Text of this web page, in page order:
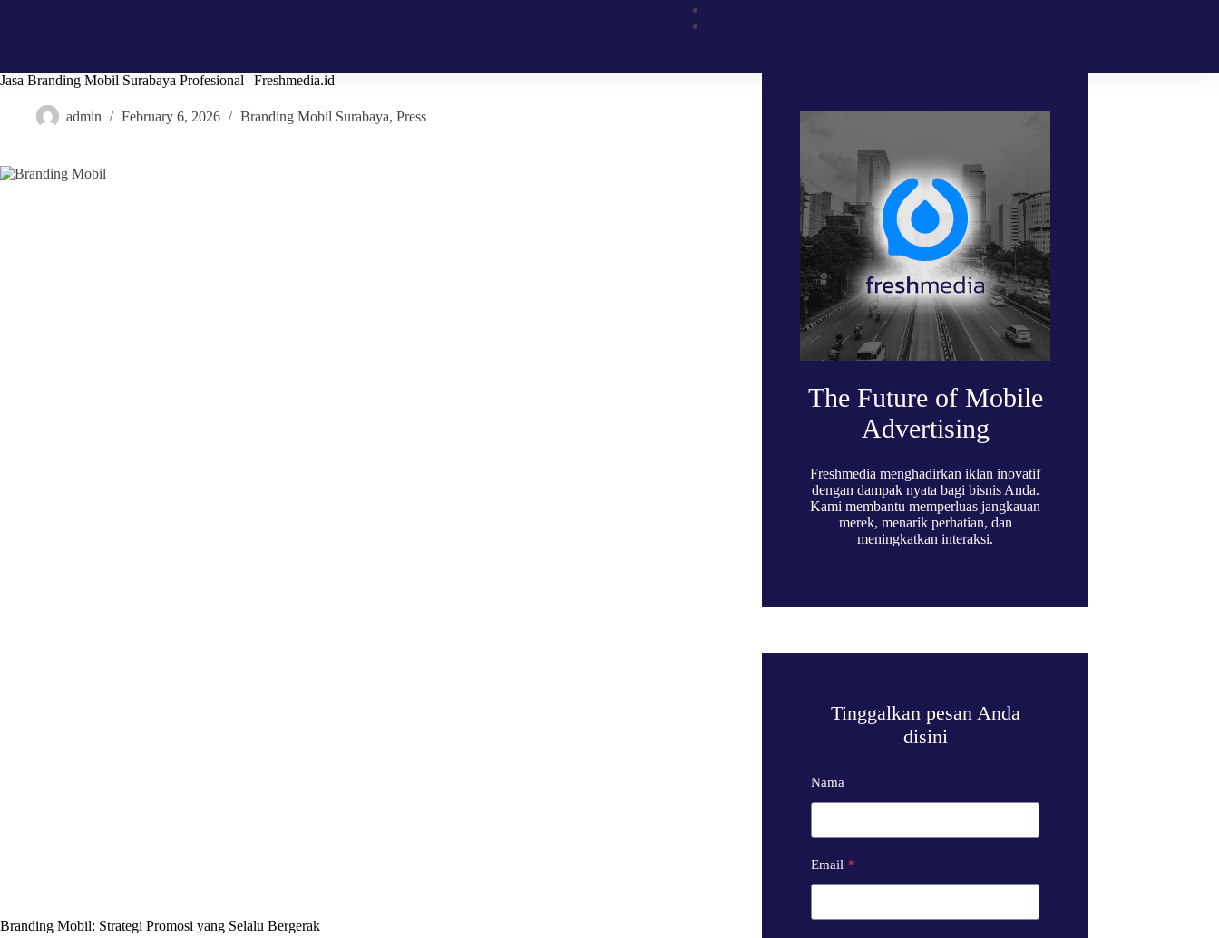
Jasa Branding Mobil Surabaya Profesional | Freshmedia.id
admin February 6, 2026 Branding Mobil Surabaya, Press
Branding Mobil: Strategi Promosi yang Selalu Bergerak
The Future of Mobile
Advertising
Freshmedia menghadirkan iklan inovatif
dengan dampak nyata bagi bisnis Anda.
Kami membantu memperluas jangkauan
merek, menarik perhatian, dan
meningkatkan interaksi.
Tinggalkan pesan Anda
disini
Nama
Email *